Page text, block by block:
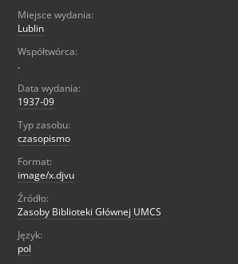
Miejsce wydania:
Lublin
Współtwórca:
.
Data wydania:
1937-09
Typ zasobu:
czasopismo
Format:
image/x.djvu
Źródło:
Zasoby Biblioteki Głównej UMCS
Język:
pol